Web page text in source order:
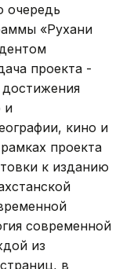
очередь
«Рухани
проекта -
и
кино и
проекта
к изданию
современной
из
в